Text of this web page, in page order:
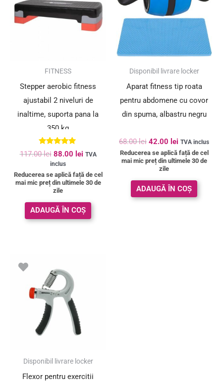
SUPER PREȚ!FITNESS
Stepper aerobic fitness
ajustabil 2 niveluri de
inaltime, suporta pana la
350 kg
Evaluat la
5.00
din 5
117.00lei
117.00 lei.
88.00 lei TVA
inclus
Reducerea se aplică față de cel
mai mic preț din ultimele 30 de
zile
ADAUGĂ ÎN COȘ
SUPER PREȚ!
Disponibil livrare locker
Aparat fitness tip roata
pentru abdomene cu covor
din spuma, albastru negru
68.00lei
68.00 lei.
42.00 lei TVA inclus
Reducerea se aplică față de cel
mai mic preț din ultimele 30 de
zile
ADAUGĂ ÎN COȘ
SUPER PREȚ!
Disponibil livrare locker
Flexor pentru exercitii
inițial
fost:
25.00 lei.
este:
12.00 lei.